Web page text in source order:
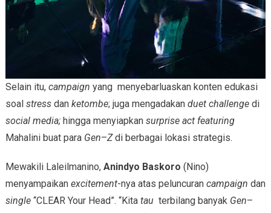
Selain itu, campaign yang menyebarluaskan konten edukasi
soal stressdan ketombe; juga mengadakan duet challengedi
social media; hingga menyiapkan surprise act featuring
Mahalini buat para Gen–Zdi berbagai lokasi strategis.
Mewakili Laleilmanino, Anindyo Baskoro (Nino)
menyampaikan excitement-nya atas peluncuran campaign dan
single“CLEAR Your Head”. “Kita tau terbilang banyak Gen–